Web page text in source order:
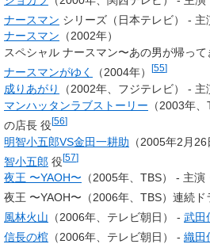
ナースマン シリーズ（日本テレビ） - 主
ナースマン （2002年）
スペシャル ナースマン〜あの男が帰って
ナースマンがゆく
（2004年） [55]
成りあがり （2002年、フジテレビ） - 主
マンハッタンラブストーリー （2003年
の店長 役[56]
明智小五郎VS金田一耕助 （2005年2月
智小五郎 役[57]
夜王 〜YAOH〜 （2005年、TBS） - 主演
夜王 〜YAOH〜（2006年、TBS）連続ド
風林火山 （2006年、テレビ朝日） - 武田
信長の棺 （2006年、テレビ朝日） - 織田